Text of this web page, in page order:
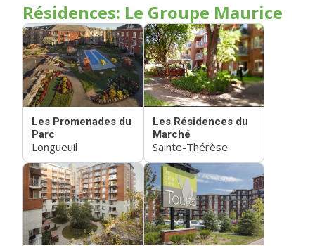
Résidences: Le Groupe Maurice
Les Promenades du
Parc
Longueuil
Les Résidences du
Marché
Sainte-Thérèse